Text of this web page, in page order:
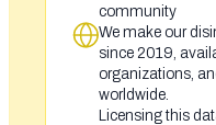
community
We make our
since 2019,
organizations,
worldwide.
Licensing this